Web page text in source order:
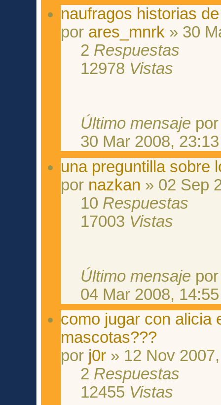
naufragos historias
por ares_mnrk » 30
2 Respuestas
12978 Vistas
Último mensaje
30 Mar 2008, 23:13
una preguntilla sobre
por nazkan » 02 Sep
10 Respuestas
17003 Vistas
Último mensaje
04 Mar 2008, 14:55
como jugar con alicia
mascotas???
por j0r » 12 Nov
2 Respuestas
12455 Vistas